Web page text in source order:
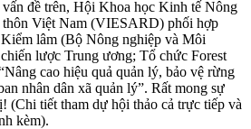
đề trên, Hội Khoa học Kinh tế Nông
thôn Việt Nam (VIESARD) phối hợp
lâm (Bộ Nông nghiệp và Môi
lược Trung ương; Tổ chức Forest
Nâng cao hiệu quả quản lý, bảo vệ rừng
nhân dân xã quản lý”. Rất mong sự
(Chi tiết tham dự hội thảo cả trực tiếp và
kèm).